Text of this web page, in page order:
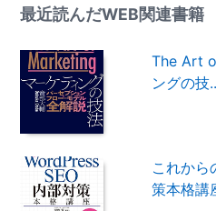
最近読んだWEB関連書籍
The Art
ングの技
これから
策本格講